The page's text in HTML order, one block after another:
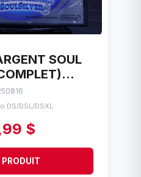
SOUL
DS
DS/DSL/DSXL
$
PRODUIT